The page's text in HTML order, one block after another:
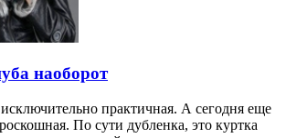
наоборот
практичная. А сегодня еще
По сути дубленка, это куртка